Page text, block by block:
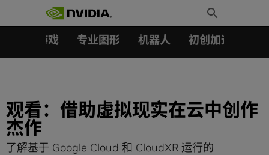
Toggle
Search
游戏 专业图形 机器人 初创加速会员成
观看：借助虚拟现实在云中创作
杰作
了解基于 Google Cloud 和 CloudXR 运行的